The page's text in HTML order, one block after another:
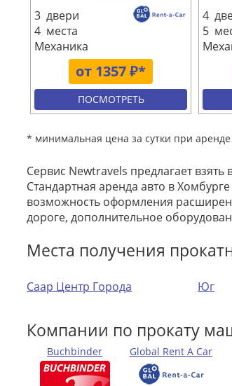
от 1357 ₽*
3 двери
4 места
Механика
ПОСМОТРЕТЬ
4
5
* минимальная цена за сутки при
Сервис Newtravels предлагает
Стандартная аренда авто в
возможность оформления
дороге, дополнительное
Места получения
Саар Центр Города Юг
Компании по прокату
Buchbinder Global Rent A Car